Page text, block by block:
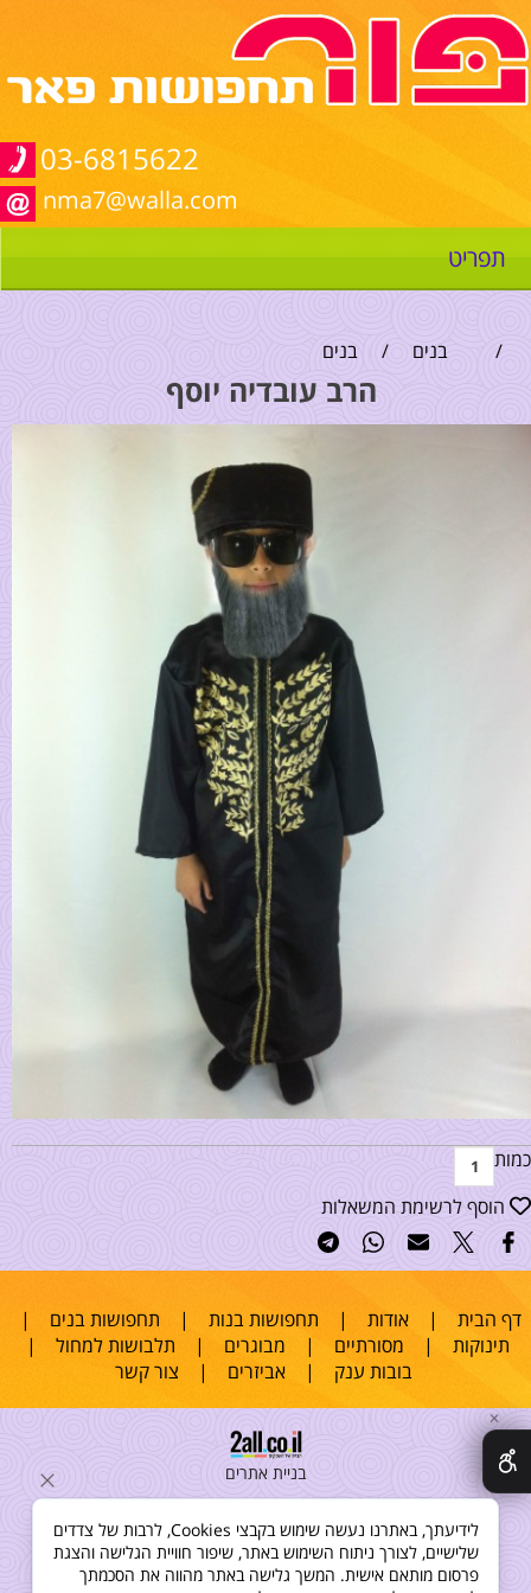
03-6815622
nma7@walla.com
תפריט
/ בנים / בנים
הרב עובדיה יוסף
כמות
הוסף לרשימת המשאלות
דף הבית |אודות | תחפושות בנות | תחפושות בנים |
תינוקות | מסורתיים | מבוגרים | תלבושות למחול |
בובות ענק |אביזרים | צור קשר
בניית אתרים
✕
לידיעתך, באתרנו נעשה שימוש בקבצי Cookies, לרבות של צדדים
שלישיים, לצורך ניתוח השימוש באתר, שיפור חוויית הגלישה והצגת
פרסום מותאם אישית. המשך גלישה באתר מהווה את הסכמתך